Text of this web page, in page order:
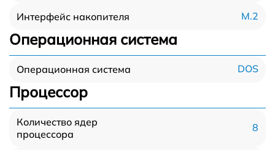
Интерфейс накопителя M.2
Операционная система
Операционная система DOS
Процессор
Количество ядер
процессора
8